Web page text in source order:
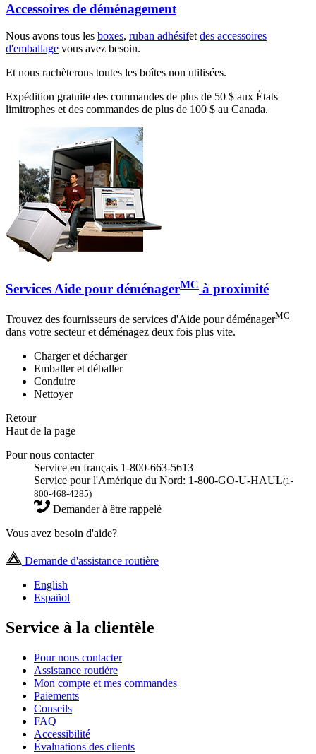
Accessoires de déménagement
Nous avons tous les boxes, ruban adhésifetdes accessoires
d'emballage vous avez besoin.
Et nous rachèterons toutes les boîtes non utilisées.
Expédition gratuite des commandes de plus de 50 $ aux États
limitrophes et des commandes de plus de 100 $ au Canada.
Services Aide pour déménagerMC à proximité
Trouvez des fournisseurs de services d'Aide pour déménagerMC
dans votre secteur et déménagez deux fois plus vite.
Charger et décharger
Emballer et déballer
Conduire
Nettoyer
Retour
Haut de la page
Pour nous contacter
Service en français 1-800-663-5613
Service pour l'Amérique du Nord: 1-800-GO-U-HAUL(1-
800-468-4285)
Demander à être rappelé
Vous avez besoin d'aide?
Demande d'assistance routière
English
Español
Service à la clientèle
Pour nous contacter
Assistance routière
Mon compte et mes commandes
Paiements
Conseils
FAQ
Accessibilité
Évaluations des clients